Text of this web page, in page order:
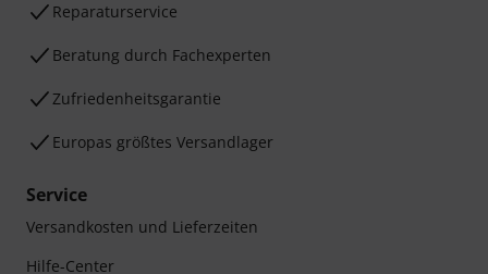
Reparaturservice
Beratung durch Fachexperten
Zufriedenheitsgarantie
Europas größtes Versandlager
Service
Versandkosten und Lieferzeiten
Hilfe-Center